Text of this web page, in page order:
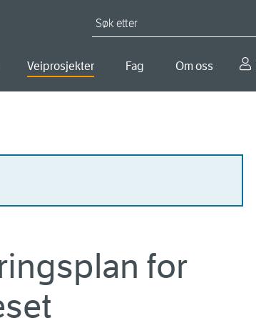
Veiprosjekter Fag Om oss
for